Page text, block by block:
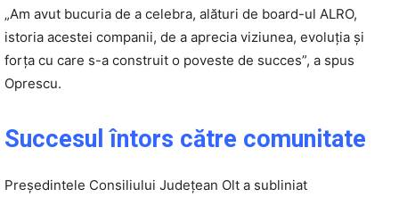
„Am avut bucuria de a celebra, alături de board-ul ALRO,
istoria acestei companii, de a aprecia viziunea, evoluția și
forța cu care s-a construit o poveste de succes”, a spus
Oprescu.
Succesul întors către comunitate
Președintele Consiliului Județean Olt a subliniat